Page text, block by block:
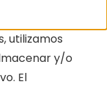
utilizamos
y/o
El